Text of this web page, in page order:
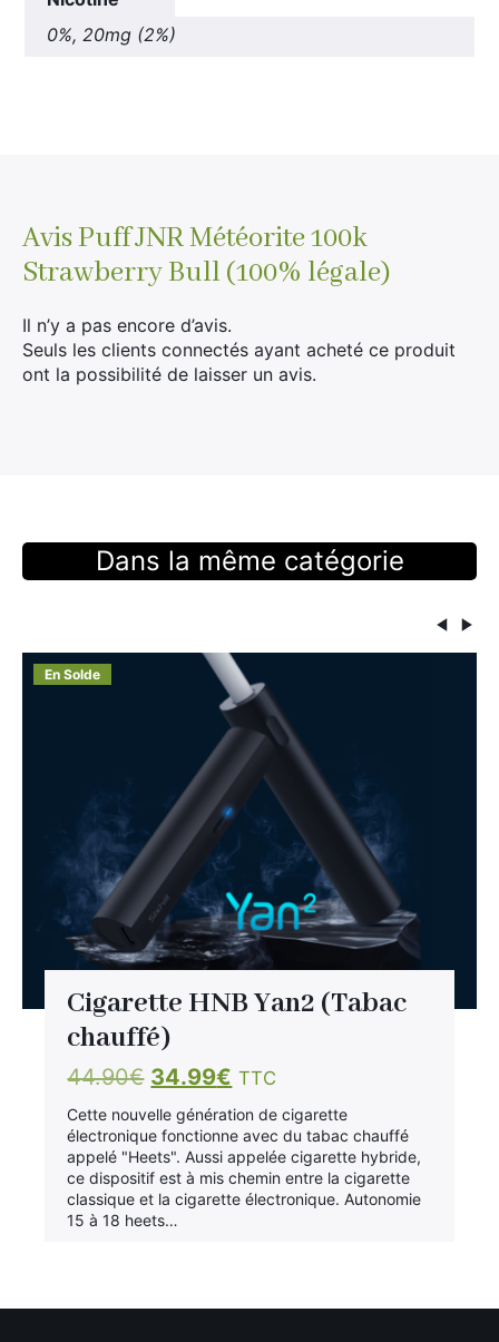
0%, 20mg (2%)
AvisPuff JNR Météorite 100k
Strawberry Bull (100% légale)
Il n’y a pas encore d’avis.
Seuls les clients connectés ayant acheté ce produit
ont la possibilité de laisser un avis.
Dans la même catégorie
En Solde
Cigarette HNB Yan2 (Tabac
chauffé)
44.90€ Le
prix
initial
était :
44.90€.
34.99€ Le
prix
actuel
est :
34.99€.
TTC
Cette nouvelle génération de cigarette
électronique fonctionne avec du tabac chauffé
appelé "Heets". Aussi appelée cigarette hybride,
ce dispositif est à mis chemin entre la cigarette
classique et la cigarette électronique. Autonomie
15 à 18 heets…